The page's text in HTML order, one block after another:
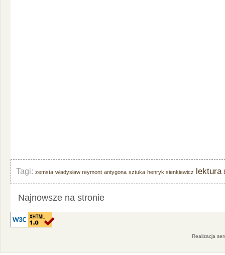
Tagi: zemsta władysław reymont antygona sztuka henryk sienkiewicz lektura
Najnowsze na stronie
Realizacja